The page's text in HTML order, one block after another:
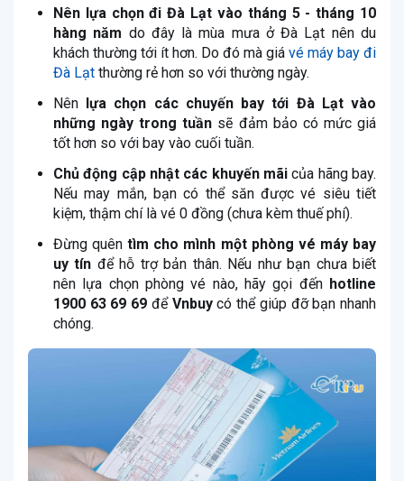
Nên lựa chọn đi Đà Lạt vào tháng 5 - tháng 10
hàng năm do đây là mùa mưa ở Đà Lạt nên du
khách thường tới ít hơn. Do đó mà giá vé máy bay đi
Đà Lạt thường rẻ hơn so với thường ngày.
Nên lựa chọn các chuyến bay tới Đà Lạt vào
những ngày trong tuần sẽ đảm bảo có mức giá
tốt hơn so với bay vào cuối tuần.
Chủ động cập nhật các khuyến mãi của hãng bay.
Nếu may mắn, bạn có thể săn được vé siêu tiết
kiệm, thậm chí là vé 0 đồng (chưa kèm thuế phí).
Đừng quêntìm cho mình một phòng vé máy bay
uy tín để hỗ trợ bản thân. Nếu như bạn chưa biết
nên lựa chọn phòng vé nào, hãy gọi đến hotline
1900 63 69 69 để Vnbuycó thể giúp đỡ bạn nhanh
chóng.